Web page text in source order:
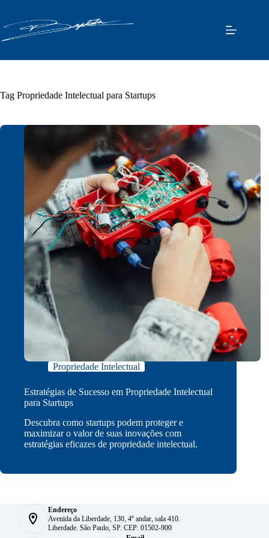
o
conteúdo
Tag Propriedade Intelectual para Startups
Propriedade Intelectual
Estratégias de Sucesso em Propriedade Intelectual
para Startups
Descubra como startups podem proteger e
maximizar o valor de suas inovações com
estratégias eficazes de propriedade intelectual.
Endereço
Avenida da Liberdade, 130, 4º andar, sala 410.
Liberdade. São Paulo, SP. CEP: 01502-900